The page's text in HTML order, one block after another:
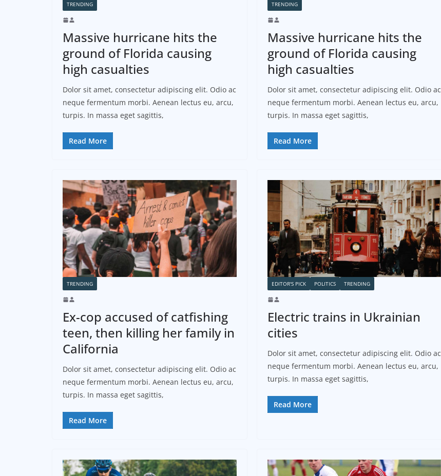
TRENDING
Massive hurricane hits the
ground of Florida causing
high casualties
Dolor sit amet, consectetur adipiscing elit. Odio ac
neque fermentum morbi. Aenean lectus eu, arcu,
turpis. In massa eget sagittis,
Read More
TRENDING
Massive hurricane hits the
ground of Florida causing
high casualties
Dolor sit amet, consectetur adipiscing elit. Odio ac
neque fermentum morbi. Aenean lectus eu, arcu,
turpis. In massa eget sagittis,
Read More
TRENDING
Ex-cop accused of catfishing
teen, then killing her family in
California
Dolor sit amet, consectetur adipiscing elit. Odio ac
neque fermentum morbi. Aenean lectus eu, arcu,
turpis. In massa eget sagittis,
Read More
EDITOR'S PICK POLITICS TRENDING
Electric trains in Ukrainian
cities
Dolor sit amet, consectetur adipiscing elit. Odio ac
neque fermentum morbi. Aenean lectus eu, arcu,
turpis. In massa eget sagittis,
Read More